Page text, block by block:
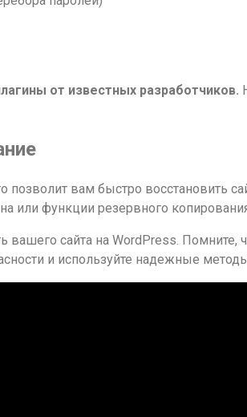
от известных разработчиков.
позволит вам быстро восстановить
или функции резервного
вашего сайта на WordPress.
и используйте надежные